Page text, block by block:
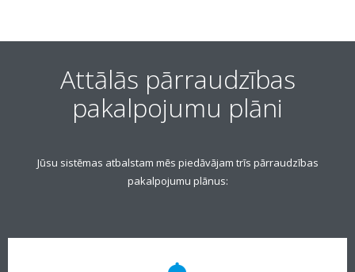
Attālās pārraudzības
pakalpojumu plāni
Jūsu sistēmas atbalstam mēs piedāvājam trīs pārraudzības
pakalpojumu plānus: